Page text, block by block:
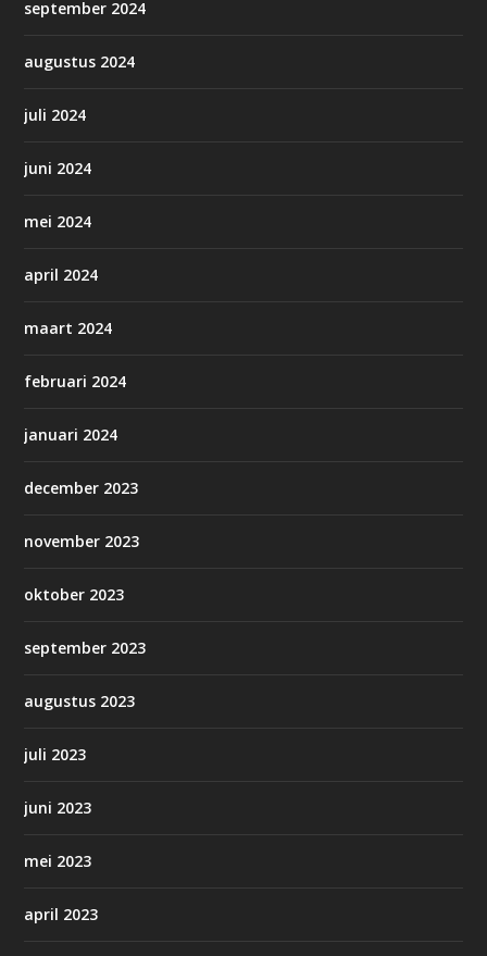
september 2024
augustus 2024
juli 2024
juni 2024
mei 2024
april 2024
maart 2024
februari 2024
januari 2024
december 2023
november 2023
oktober 2023
september 2023
augustus 2023
juli 2023
juni 2023
mei 2023
april 2023